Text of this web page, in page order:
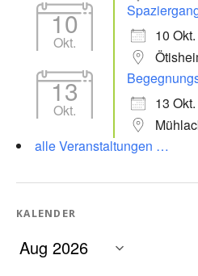
10
Okt.
10
13
Okt.
13
alle Veranstaltungen …
KALENDER